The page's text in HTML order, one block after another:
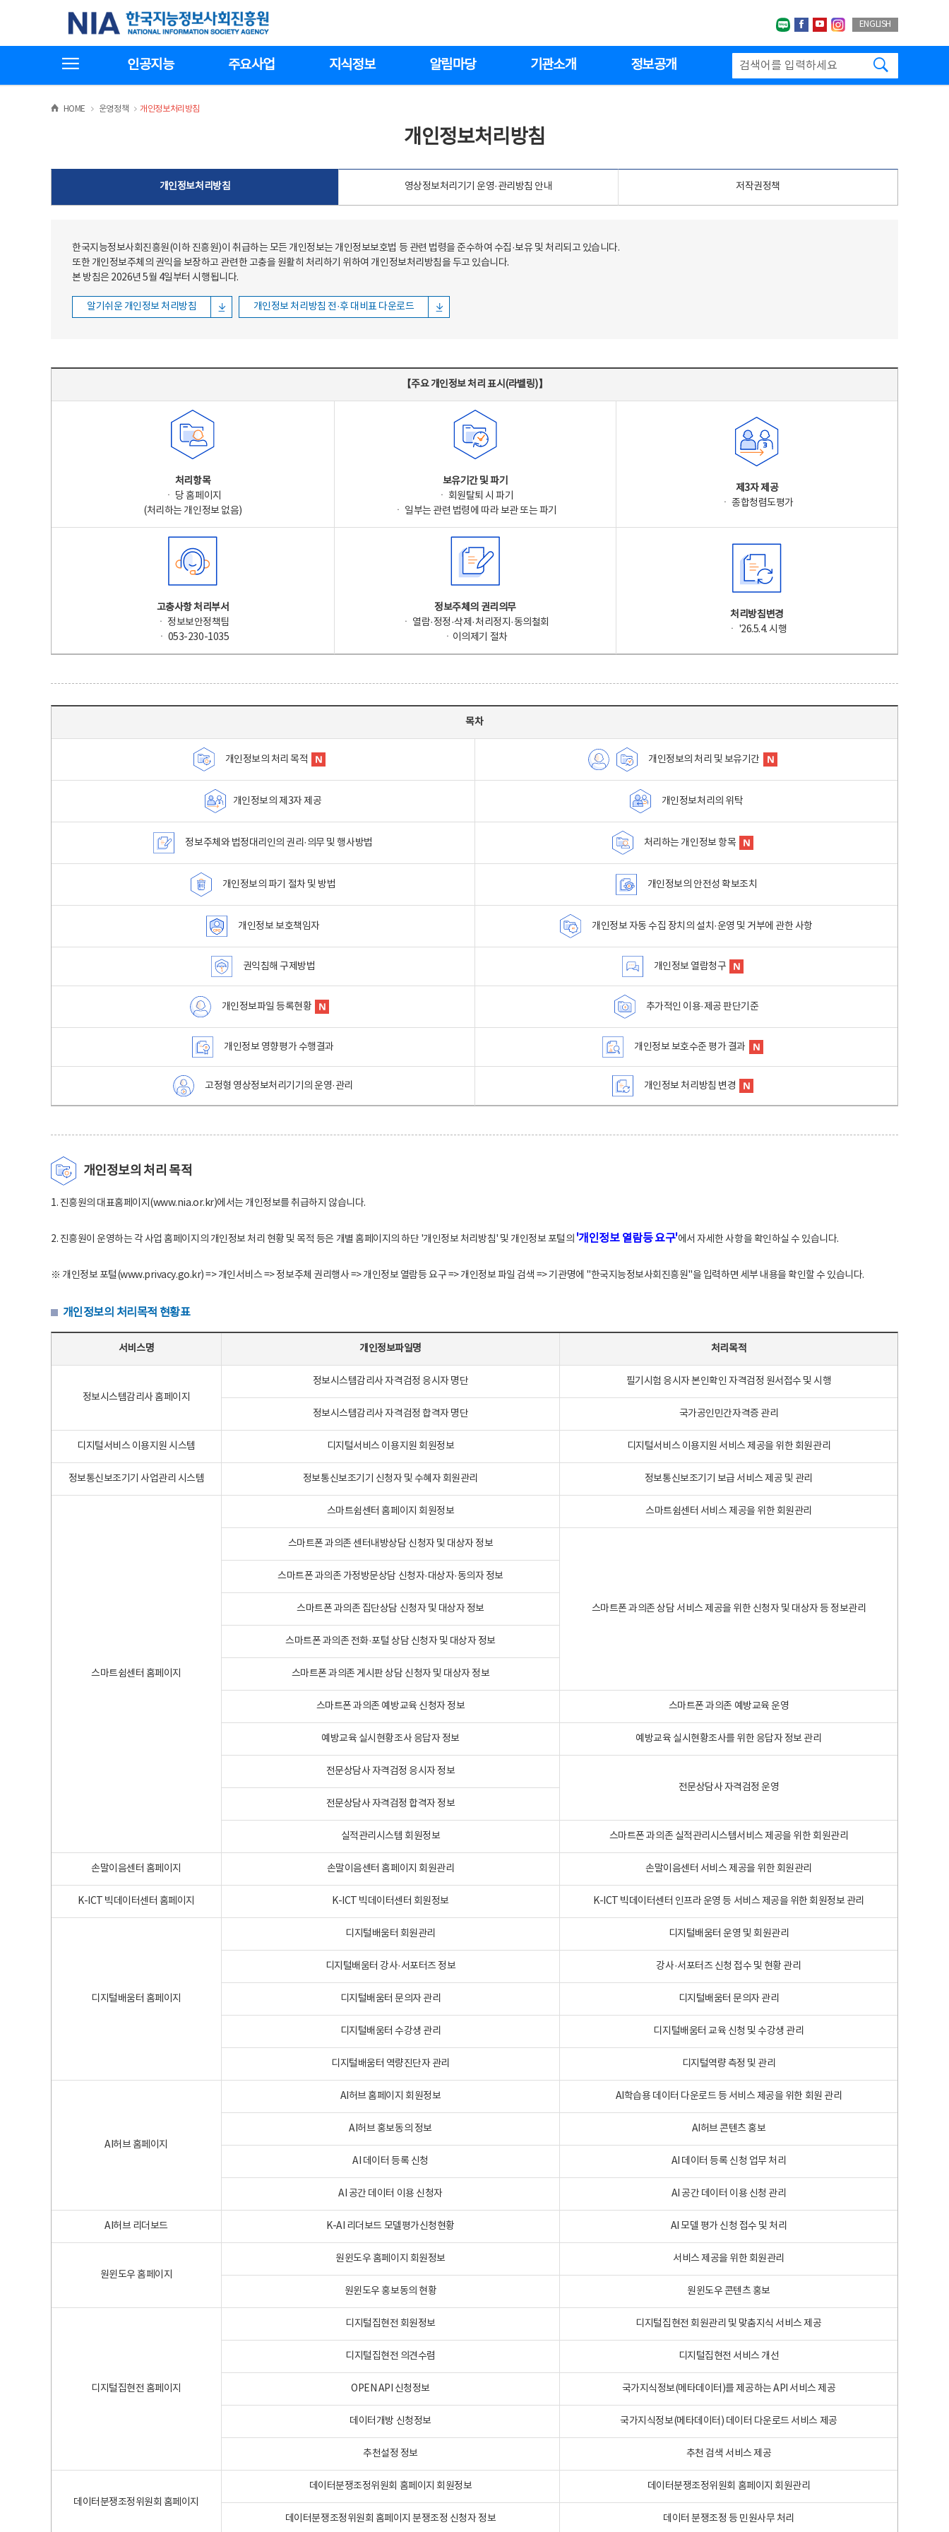
한국지능정보사회진흥원
네이버블로그
페이스북
유투브인스타그랩
ENGLISH
인공지능 주요사업 지식정보 알림마당 기관소개 정보공개
HOME >운영정책 >
개인정보처리방침
개인정보처리방침
개인정보처리방침 영상정보처리기기 운영·관리방침 안내 저작권정책
한국지능정보사회진흥원(이하 진흥원)이 취급하는 모든 개인정보는 개인정보보호법 등 관련 법령을 준수하여 수집·보유 및 처리되고 있습니다.
또한 개인정보주체의 권익을 보장하고 관련한 고충을 원활히 처리하기 위하여 개인정보처리방침을 두고 있습니다.
본 방침은 2026년 5월 4일부터 시행됩니다.
알기쉬운 개인정보 처리방침 개인정보 처리방침 전·후 대비표 다운로드
【주요 개인정보 처리 표시(라벨링)】
처리항목
ㆍ 당 홈페이지
(처리하는 개인정보 없음)
보유기간 및 파기
ㆍ 회원탈퇴 시 파기
ㆍ 일부는 관련 법령에 따라 보관 또는 파기
제3자 제공
ㆍ 종합청렴도평가
고충사항 처리부서
ㆍ 정보보안정책팀
ㆍ 053-230-1035
정보주체의 권리의무
ㆍ 열람·정정·삭제·처리정지·동의철회
ㆍ이의제기 절차
처리방침변경
ㆍ '26.5.4. 시행
목차
개인정보의 처리 목적 개인정보의 처리 및 보유기간
개인정보의 제3자 제공 개인정보처리의 위탁
정보주체와 법정대리인의 권리·의무 및 행사방법 처리하는 개인정보 항목
개인정보의 파기 절차 및 방법 개인정보의 안전성 확보조치
개인정보 보호책임자 개인정보 자동 수집 장치의 설치·운영 및 거부에 관한 사항
권익침해 구제방법 개인정보 열람청구
개인정보파일 등록현황 추가적인 이용·제공 판단기준
개인정보 영향평가 수행결과 개인정보 보호수준 평가 결과
고정형 영상정보처리기기의 운영·관리 개인정보 처리방침 변경
개인정보의 처리 목적
1. 진흥원의 대표홈페이지(www.nia.or.kr)에서는 개인정보를 취급하지 않습니다.
2. 진흥원이 운영하는 각 사업 홈페이지의 개인정보 처리 현황 및 목적 등은 개별 홈페이지의 하단 '개인정보 처리방침' 및 개인정보 포털의 '개인정보 열람등 요구'에서 자세한 사항을 확인하실 수 있습니다.
※ 개인정보 포털(www.privacy.go.kr) => 개인서비스 => 정보주체 권리행사 => 개인정보 열람등 요구 => 개인정보 파일 검색 => 기관명에 "한국지능정보사회진흥원"을 입력하면 세부 내용을 확인할 수 있습니다.
개인정보의 처리목적 현황표
서비스명 개인정보파일명 처리목적
정보시스템감리사 홈페이지
정보시스템감리사 자격검정 응시자 명단 필기시험 응시자 본인확인 자격검정 원서접수 및 시행
정보시스템감리사 자격검정 합격자 명단 국가공인민간자격증 관리
디지털서비스 이용지원 시스템 디지털서비스 이용지원 회원정보 디지털서비스 이용지원 서비스 제공을 위한 회원관리
정보통신보조기기 사업관리 시스템 정보통신보조기기 신청자 및 수혜자 회원관리 정보통신보조기기 보급 서비스 제공 및 관리
스마트쉼센터 홈페이지
스마트쉼센터 홈페이지 회원정보 스마트쉼센터 서비스 제공을 위한 회원관리
스마트폰 과의존 센터내방상담 신청자 및 대상자 정보
스마트폰 과의존 상담 서비스 제공을 위한 신청자 및 대상자 등 정보관리
스마트폰 과의존 가정방문상담 신청자·대상자·동의자 정보
스마트폰 과의존 집단상담 신청자 및 대상자 정보
스마트폰 과의존 전화·포털 상담 신청자 및 대상자 정보
스마트폰 과의존 게시판 상담 신청자 및 대상자 정보
스마트폰 과의존 예방교육 신청자 정보 스마트폰 과의존 예방교육 운영
예방교육 실시현황조사 응답자 정보 예방교육 실시현황조사를 위한 응답자 정보 관리
전문상담사 자격검정 응시자 정보
전문상담사 자격검정 운영
전문상담사 자격검정 합격자 정보
실적관리시스템 회원정보 스마트폰 과의존 실적관리시스템서비스 제공을 위한 회원관리
손말이음센터 홈페이지 손말이음센터 홈페이지 회원관리 손말이음센터 서비스 제공을 위한 회원관리
K-ICT 빅데이터센터 홈페이지 K-ICT 빅데이터센터 회원정보 K-ICT 빅데이터센터 인프라 운영 등 서비스 제공을 위한 회원정보 관리
디지털배움터 홈페이지
디지털배움터 회원관리 디지털배움터 운영 및 회원관리
디지털배움터 강사·서포터즈 정보 강사·서포터즈 신청 접수 및 현황 관리
디지털배움터 문의자 관리 디지털배움터 문의자 관리
디지털배움터 수강생 관리 디지털배움터 교육 신청 및 수강생 관리
디지털배움터 역량진단자 관리 디지털역량 측정 및 관리
AI허브 홈페이지
AI허브 홈페이지 회원정보 AI학습용 데이터 다운로드 등 서비스 제공을 위한 회원 관리
AI허브 홍보동의 정보 AI허브 콘텐츠 홍보
AI 데이터 등록 신청 AI 데이터 등록 신청 업무 처리
AI 공간 데이터 이용 신청자 AI 공간 데이터 이용 신청 관리
AI허브 리더보드 K-AI 리더보드 모델평가신청현황 AI 모델 평가 신청 접수 및 처리
원윈도우 홈페이지
원윈도우 홈페이지 회원정보 서비스 제공을 위한 회원관리
원윈도우 홍보동의 현황 원윈도우 콘텐츠 홍보
디지털집현전 홈페이지
디지털집현전 회원정보 디지털집현전 회원관리 및 맞춤지식 서비스 제공
디지털집현전 의견수렴 디지털집현전 서비스 개선
OPEN API 신청정보 국가지식정보(메타데이터)를 제공하는 API 서비스 제공
데이터개방 신청정보 국가지식정보(메타데이터) 데이터 다운로드 서비스 제공
추천설정 정보 추천 검색 서비스 제공
데이터분쟁조정위원회 홈페이지
데이터분쟁조정위원회 홈페이지 회원정보 데이터분쟁조정위원회 홈페이지 회원관리
데이터분쟁조정위원회 홈페이지 분쟁조정 신청자 정보 데이터 분쟁조정 등 민원사무 처리